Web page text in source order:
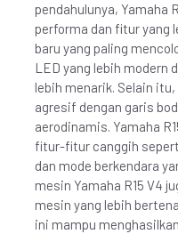
pendahulunya, Yamaha
performa dan fitur yang
baru yang paling
LED yang lebih modern
lebih menarik. Selain
agresif dengan garis
aerodinamis. Yamaha
fitur-fitur canggih
dan mode berkendara
mesin Yamaha R15 V4
mesin yang lebih
ini mampu